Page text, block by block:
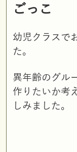
ごっこ
幼児クラスで
た。
異年齢のグル
作りたいか考
しみました。